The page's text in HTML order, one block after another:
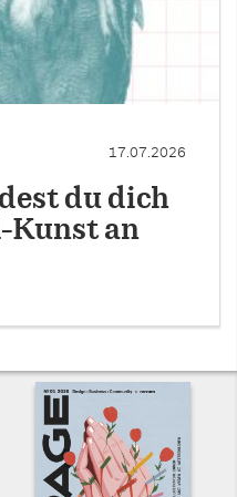
17.07.2026
du dich
Kunst an